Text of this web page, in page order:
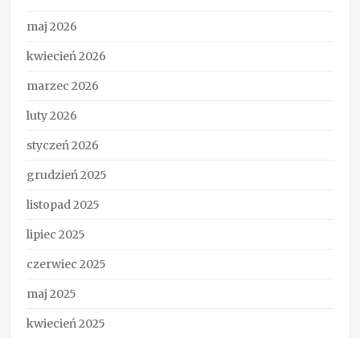
maj 2026
kwiecień 2026
marzec 2026
luty 2026
styczeń 2026
grudzień 2025
listopad 2025
lipiec 2025
czerwiec 2025
maj 2025
kwiecień 2025